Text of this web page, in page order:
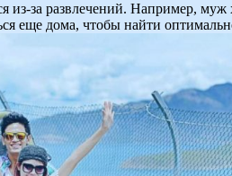
из-за развлечений. Например,
еще дома, чтобы найти